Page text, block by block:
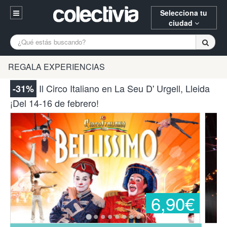
Selecciona tu
ciudad
Entrar
94 652 38 15 (L-V 10:30-15:00)
¿Necesitas ayuda? Escríbenos
A Coruña Alicante
Bilbao Burgos Donostia
Gijón Huesca
Madrid Oviedo Palencia
Pamplona Santander Tarragona
Valencia Vitoria Zaragoza
REGALA EXPERIENCIAS
-31% Il Circo Italiano en La Seu D' Urgell, Lleida
¡Del 14-16 de febrero!
6,90€